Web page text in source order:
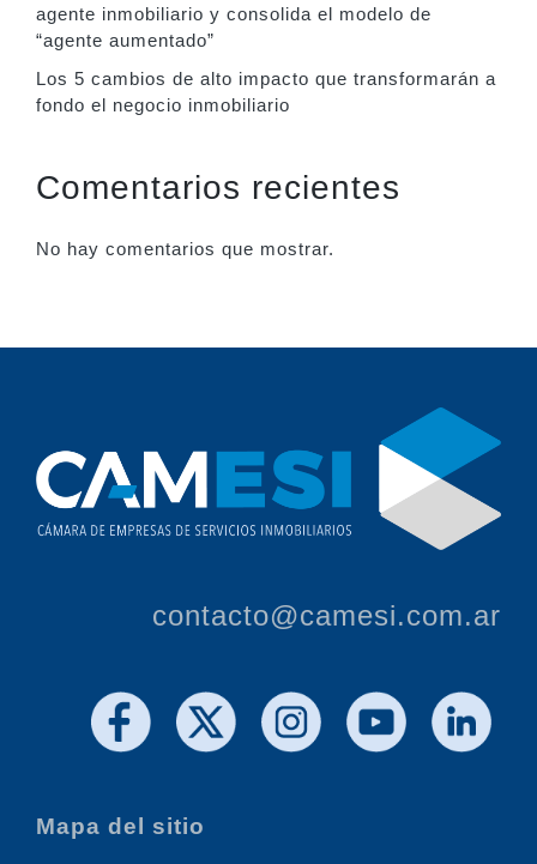
agente inmobiliario y consolida el modelo de
“agente aumentado”
Los 5 cambios de alto impacto que transformarán a
fondo el negocio inmobiliario
Comentarios recientes
No hay comentarios que mostrar.
contacto@camesi.com.ar
Mapa del sitio